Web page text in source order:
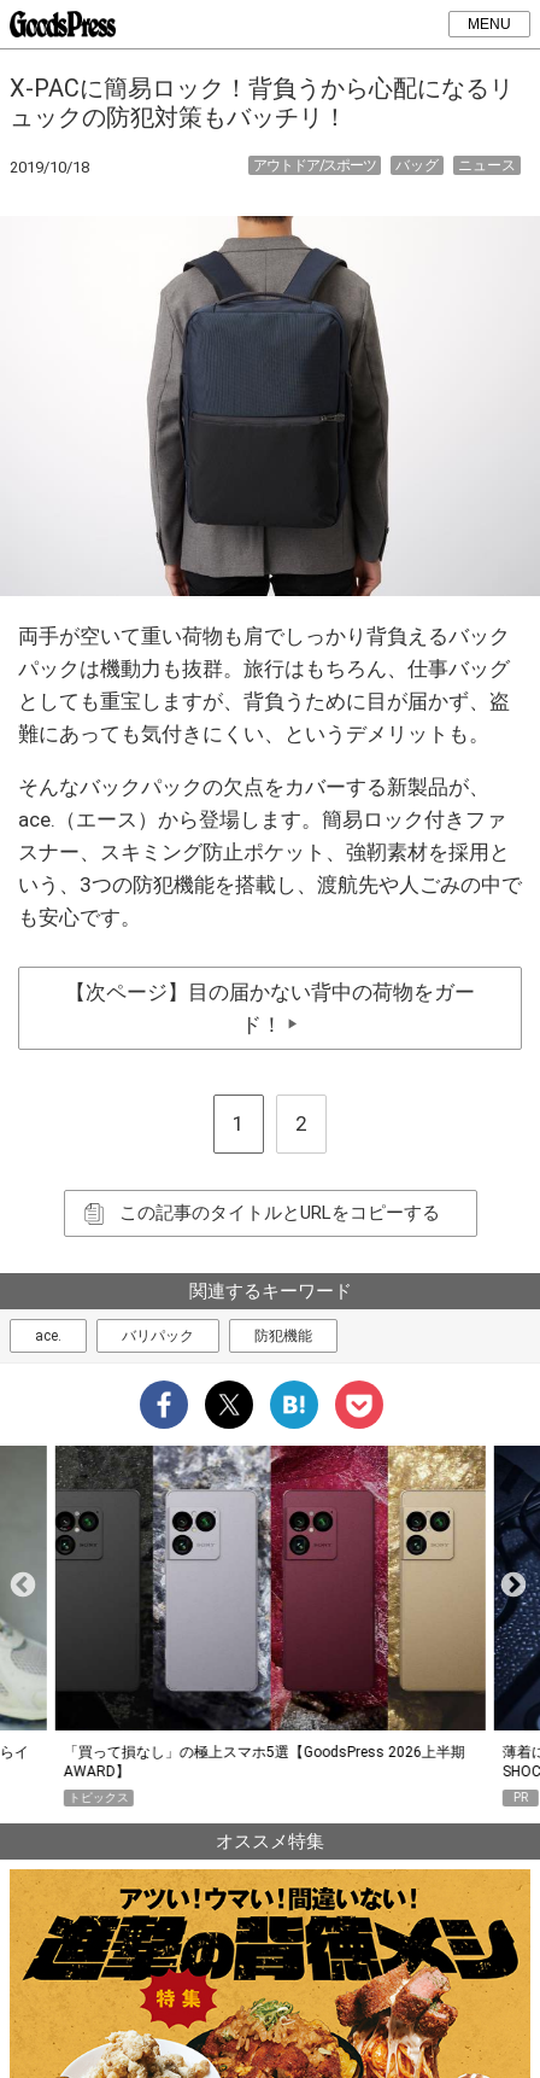
MENU
X-PACに簡易ロック！背負うから心配になるリ
ュックの防犯対策もバッチリ！
2019/10/18 ニュース
バッグ
アウトドア/スポーツ
両手が空いて重い荷物も肩でしっかり背負えるバック
パックは機動力も抜群。旅行はもちろん、仕事バッグ
としても重宝しますが、背負うために目が届かず、盗
難にあっても気付きにくい、というデメリットも。
そんなバックパックの欠点をカバーする新製品が、
ace.（エース）から登場します。簡易ロック付きファ
スナー、スキミング防止ポケット、強靭素材を採用と
いう、3つの防犯機能を搭載し、渡航先や人ごみの中で
も安心です。
【次ページ】目の届かない背中の荷物をガー
ド！
▶
1 2
この記事のタイトルとURLをコピーする
関連するキーワード
ace. バリパック 防犯機能
イ
「買って損なし」の極上スマホ5選【GoodsPress 2026上半期
AWARD】
トピックス
薄着
PR
オススメ特集